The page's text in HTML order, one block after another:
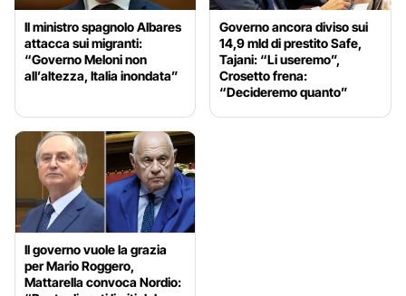
Il ministro spagnolo Albares
attacca sui migranti:
“Governo Meloni non
all’altezza, Italia inondata”
Governo ancora diviso sui
14,9 mld di prestito Safe,
Tajani: “Li useremo”,
Crosetto frena:
“Decideremo quanto”
Il governo vuole la grazia
per Mario Roggero,
Mattarella convoca Nordio: